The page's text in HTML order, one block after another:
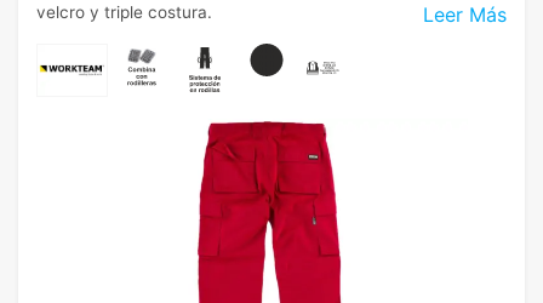
Leer Más
velcro y triple costura.